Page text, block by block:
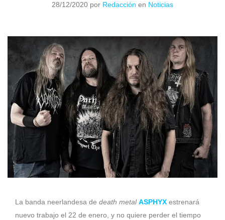
28/12/2020 por Redacción en Noticias
La banda neerlandesa de death metal ASPHYX estrenará
nuevo trabajo el 22 de enero, y no quiere perder el tiempo